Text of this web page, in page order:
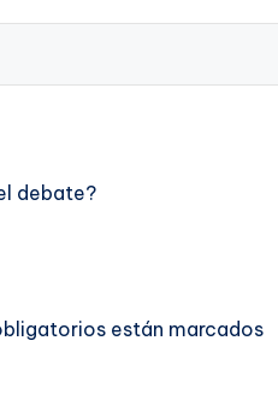
debate?
están marcados